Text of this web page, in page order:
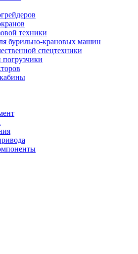
техники
бурильно-крановых машин
спецтехники